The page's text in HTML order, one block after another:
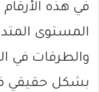
في هذه
المستوى
والطرقات في
بشكل حقيقي